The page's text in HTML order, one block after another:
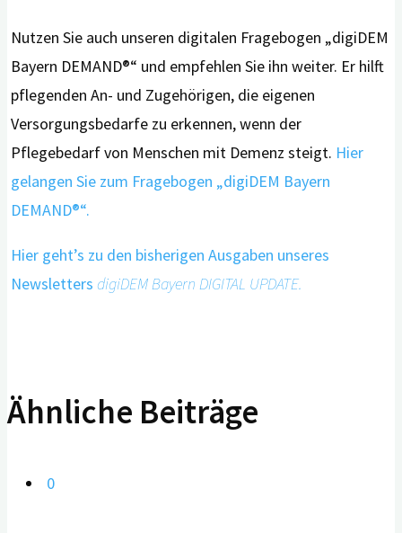
Nutzen Sie auch unseren digitalen Fragebogen „digiDEM
Bayern DEMAND®“ und empfehlen Sie ihn weiter. Er hilft
pflegenden An- und Zugehörigen, die eigenen
Versorgungsbedarfe zu erkennen, wenn der
Pflegebedarf von Menschen mit Demenz steigt. Hier
gelangen Sie zum Fragebogen „digiDEM Bayern
DEMAND®“.
Hier geht’s zu den bisherigen Ausgaben unseres
NewslettersdigiDEM Bayern DIGITAL UPDATE.
Ähnliche Beiträge
0